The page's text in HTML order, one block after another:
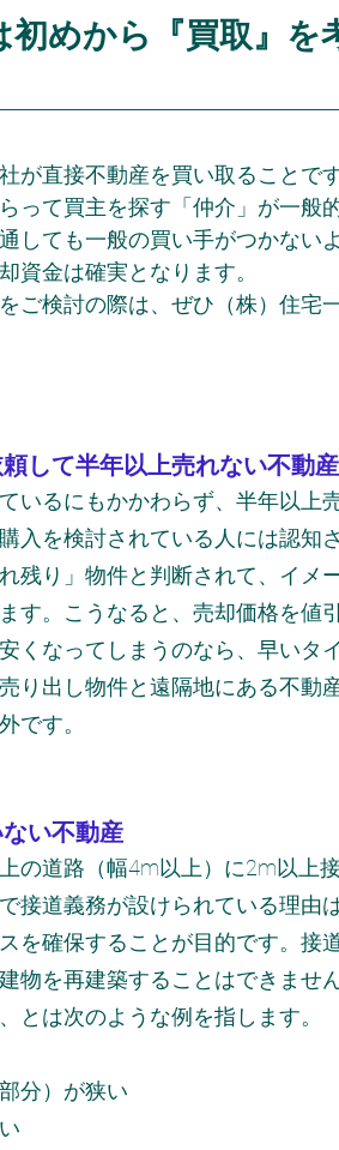
めから『買取』を
が直接不動産を買い取ることで
って買主を探す「仲介」が一般
しても一般の買い手がつかない
資金は確実となります。
ご検討の際は、ぜひ（株）住宅
して半年以上売れない不動産
いるにもかかわらず、半年以上
入を検討されている人には認知
残り」物件と判断されて、イメ
す。こうなると、売却価格を値
くなってしまうのなら、早いタ
り出し物件と遠隔地にある不動
です。
い不動産
の道路（幅4m以上）に2m以上
接道義務が設けられている理由
を確保することが目的です。接
物を再建築することはできません
とは次のような例を指します。
分）が狭い